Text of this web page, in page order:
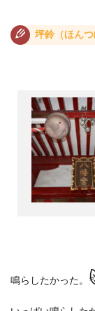
坪鈴（ほんつ
鳴らしたかった。